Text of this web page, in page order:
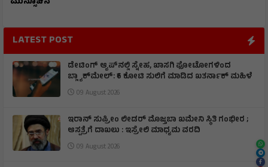
LATEST POST
ಡೇಟಿಂಗ್ ಆ್ಯಪ್‌ನಲ್ಲಿ ಸ್ನೇಹ, ಖಾಸಗಿ ಫೋಟೋಗಳಿಂದ
ಬ್ಲ್ಯಾಕ್‌ಮೇಲ್: ₹6 ಕೋಟಿ ಸುಲಿಗೆ ಮಾಡಿದ ಖತರ್ನಾಕ್‌ ಮಹಿಳೆ
09 August 2026
ಇರಾನ್‌ ಸುಪ್ರೀಂ ಲೀಡರ್‌ ಮೊಜ್ತಬಾ ಖಮೇನಿ ಸ್ಥಿತಿ ಗಂಭೀರ ;
ಆಸ್ಪತ್ರೆಗೆ ದಾಖಲು : ಇಸ್ರೇಲಿ ಮಾಧ್ಯಮ ವರದಿ
09 August 2026